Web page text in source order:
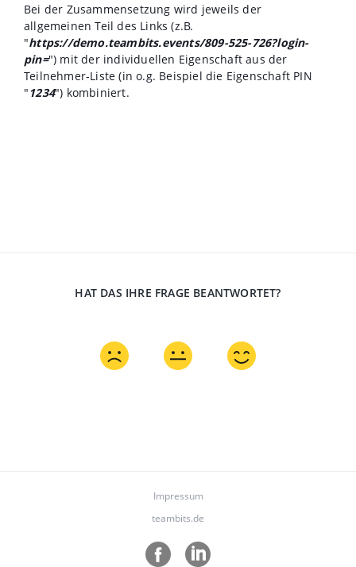
Bei der Zusammensetzung wird jeweils der
allgemeinen Teil des Links (z.B.
"https://demo.teambits.events/809-525-726?login-
pin=") mit der individuellen Eigenschaft aus der
Teilnehmer-Liste (in o.g. Beispiel die Eigenschaft PIN
"1234") kombiniert.
HAT DAS IHRE FRAGE BEANTWORTET?
Impressum
teambits.de